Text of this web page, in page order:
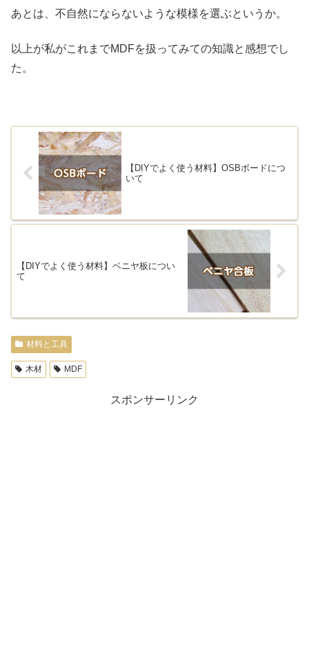
あとは、不自然にならないような模様を選ぶというか。
以上が私がこれまでMDFを扱ってみての知識と感想でし
た。
【DIYでよく使う材料】OSBボードにつ
いて
【DIYでよく使う材料】ベニヤ板につい
て
材料と工具
木材 MDF
スポンサーリンク